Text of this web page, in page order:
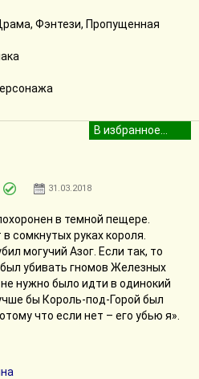
Фэнтези, Пропущенная
31.03.2018
в темной пещере.
сомкнутых руках короля.
могучий Азог. Если так, то
убивать гномов Железных
нужно было идти в одинокий
бы Король-под-Горой был
что если нет – его убью я».